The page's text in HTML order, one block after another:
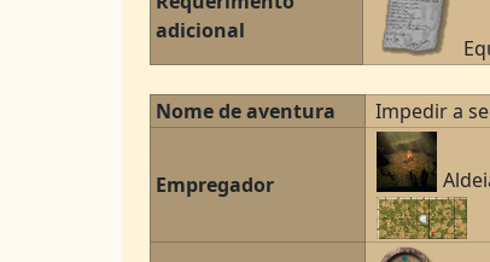
adicional
Nome de aventura Impedir a
Empregador